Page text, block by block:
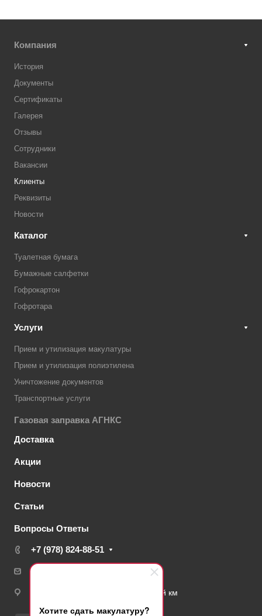
Хотите сдать макулатуру?
Компания
История
Документы
Сертификаты
Галерея
Отзывы
Сотрудники
Вакансии
Клиенты
Реквизиты
Новости
Каталог
Туалетная бумага
Бумажные салфетки
Гофрокартон
Гофротара
Услуги
Прием и утилизация макулатуры
Прием и утилизация полиэтилена
Уничтожение документов
Транспортные услуги
Газовая заправка АГНКС
Доставка
Акции
Новости
Статьи
Вопросы Ответы
+7 (978) 824-88-51
info@bumaga-crimea.ru
Симферополь, Московское ш. 11-й км